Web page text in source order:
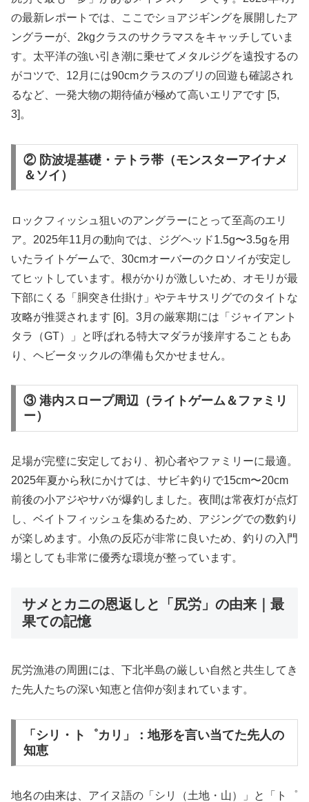
の最新レポートでは、ここでショアジギングを展開したア
ングラーが、2kgクラスのサクラマスをキャッチしていま
す。太平洋の強い引き潮に乗せてメタルジグを遠投するの
がコツで、12月には90cmクラスのブリの回遊も確認され
るなど、一発大物の期待値が極めて高いエリアです [5,
3]。
② 防波堤基礎・テトラ帯（モンスターアイナメ
＆ソイ）
ロックフィッシュ狙いのアングラーにとって至高のエリ
ア。2025年11月の動向では、ジグヘッド1.5g〜3.5gを用
いたライトゲームで、30cmオーバーのクロソイが安定し
てヒットしています。根がかりが激しいため、オモリが最
下部にくる「胴突き仕掛け」やテキサスリグでのタイトな
攻略が推奨されます [6]。3月の厳寒期には「ジャイアント
タラ（GT）」と呼ばれる特大マダラが接岸することもあ
り、ヘビータックルの準備も欠かせません。
③ 港内スロープ周辺（ライトゲーム＆ファミリ
ー）
足場が完璧に安定しており、初心者やファミリーに最適。
2025年夏から秋にかけては、サビキ釣りで15cm〜20cm
前後の小アジやサバが爆釣しました。夜間は常夜灯が点灯
し、ベイトフィッシュを集めるため、アジングでの数釣り
が楽しめます。小魚の反応が非常に良いため、釣りの入門
場としても非常に優秀な環境が整っています。
サメとカニの恩返しと「尻労」の由来｜最
果ての記憶
尻労漁港の周囲には、下北半島の厳しい自然と共生してき
た先人たちの深い知恵と信仰が刻まれています。
「シリ・ト゜カリ」：地形を言い当てた先人の
知恵
地名の由来は、アイヌ語の「シリ（土地・山）」と「ト゜